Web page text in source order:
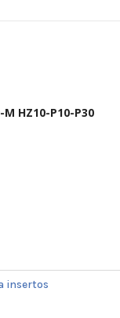
HZ10-P10-P30
insertos